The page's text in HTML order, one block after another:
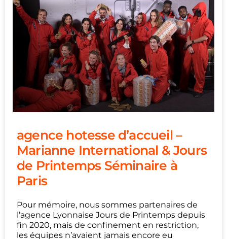
agence hotesse d’accueil –
Marianne International & Jours
de Printemps Séminaire à
Paris
Pour mémoire, nous sommes partenaires de
l’agence Lyonnaise Jours de Printemps depuis
fin 2020, mais de confinement en restriction,
les équipes n’avaient jamais encore eu